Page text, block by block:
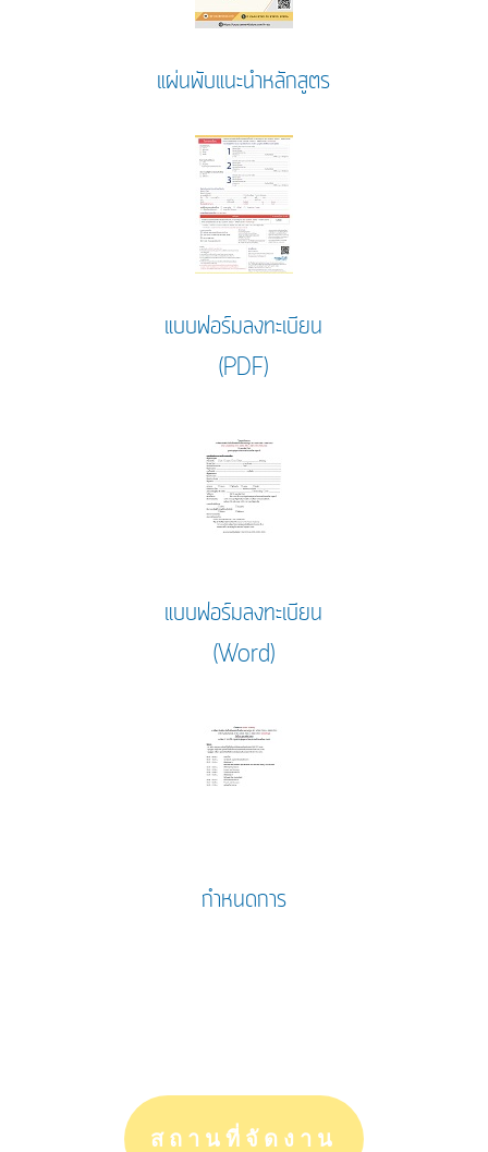
แผ่นพับแนะนำหลักสูตร
แบบฟอร์มลงทะเบียน
(PDF)
แบบฟอร์มลงทะเบียน
(Word)
กำหนดการ
สถานที่จัดงาน